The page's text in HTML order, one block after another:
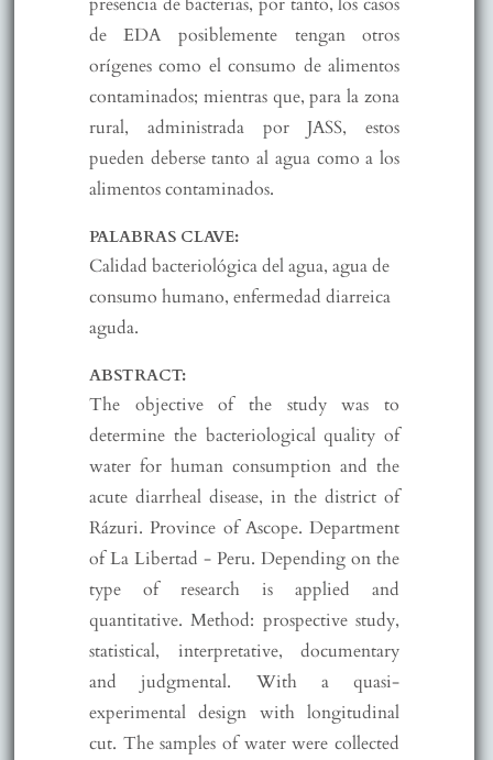
de EDA posiblemente tengan otros
orígenes como el consumo de alimentos
contaminados; mientras que, para la zona
rural, administrada por JASS, estos
pueden deberse tanto al agua como a los
alimentos contaminados.
PALABRAS CLAVE:
Calidad bacteriológica del agua, agua de
consumo humano, enfermedad diarreica
aguda.
ABSTRACT:
The objective of the study was to
determine the bacteriological quality of
water for human consumption and the
acute diarrheal disease, in the district of
Rázuri. Province of Ascope. Department
of La Libertad - Peru. Depending on the
type of research is applied and
quantitative. Method: prospective study,
statistical, interpretative, documentary
and judgmental. With a quasi-
experimental design with longitudinal
cut. The samples of water were collected